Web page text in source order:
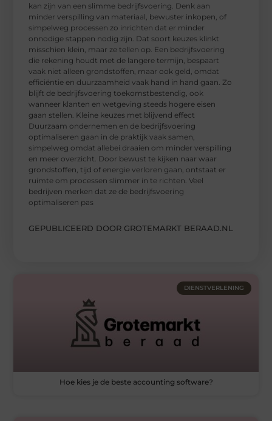
kan zijn van een slimme bedrijfsvoering. Denk aan
minder verspilling van materiaal, bewuster inkopen, of
simpelweg processen zo inrichten dat er minder
onnodige stappen nodig zijn. Dat soort keuzes klinkt
misschien klein, maar ze tellen op. Een bedrijfsvoering
die rekening houdt met de langere termijn, bespaart
vaak niet alleen grondstoffen, maar ook geld, omdat
efficiëntie en duurzaamheid vaak hand in hand gaan. Zo
blijft de bedrijfsvoering toekomstbestendig, ook
wanneer klanten en wetgeving steeds hogere eisen
gaan stellen. Kleine keuzes met blijvend effect
Duurzaam ondernemen en de bedrijfsvoering
optimaliseren gaan in de praktijk vaak samen,
simpelweg omdat allebei draaien om minder verspilling
en meer overzicht. Door bewust te kijken naar waar
grondstoffen, tijd of energie verloren gaan, ontstaat er
ruimte om processen slimmer in te richten. Veel
bedrijven merken dat ze de bedrijfsvoering
optimaliseren pas
GEPUBLICEERD DOOR GROTEMARKT BERAAD.NL
DIENSTVERLENING
Hoe kies je de beste accounting software?